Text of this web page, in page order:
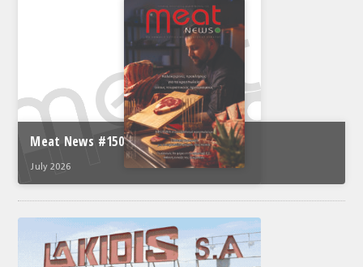
Meat News #150
July 2026